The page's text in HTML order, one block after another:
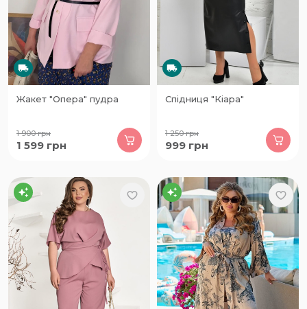
Жакет "Опера" пудра
1 900грн
1 599 грн
Спідниця "Кіара"
1 250грн
999 грн